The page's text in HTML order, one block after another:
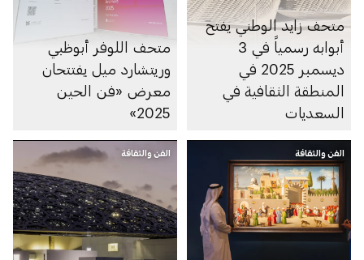
متحف زايد الوطني يفتح
أبوابه رسمياً في 3
ديسمبر 2025 في
المنطقة الثقافية في
السعديات
متحف اللوفر أبوظبي
وريتشارد ميل يفتتحان
معرض «فن الحين
2025»
الفن والثقافة الفن والثقافة